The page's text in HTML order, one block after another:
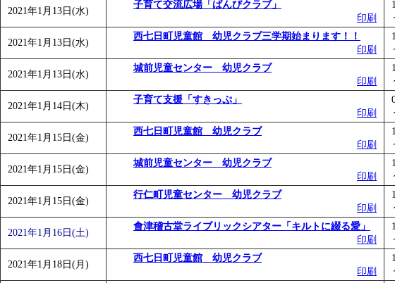
2021年1月13日(水)
子育て交流広場「ばんびクラブ」
印刷
2021年1月13日(水)
西七日町児童館 幼児クラブ三学期始まります！！
印刷
2021年1月13日(水)
城前児童センター 幼児クラブ
印刷
2021年1月14日(木)
子育て支援「すきっぷ」
印刷
2021年1月15日(金)
西七日町児童館 幼児クラブ
印刷
2021年1月15日(金)
城前児童センター 幼児クラブ
印刷
2021年1月15日(金)
行仁町児童センター 幼児クラブ
印刷
2021年1月16日(土)
會津稽古堂ライブリックシアター「キルトに綴る愛」
印刷
2021年1月18日(月)
西七日町児童館 幼児クラブ
印刷